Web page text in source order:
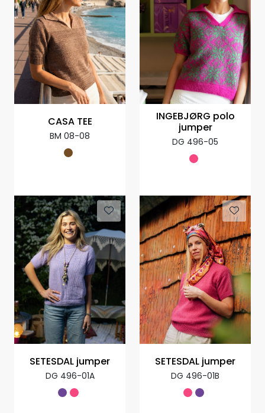
CASA TEE
BM 08-08
INGEBJØRG polo
jumper
DG 496-05
SETESDAL jumper
DG 496-01A
SETESDAL jumper
DG 496-01B